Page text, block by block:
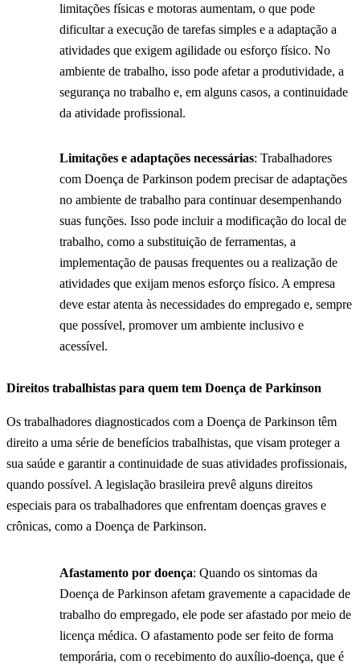
limitações físicas e motoras aumentam, o que pode
dificultar a execução de tarefas simples e a adaptação a
atividades que exigem agilidade ou esforço físico. No
ambiente de trabalho, isso pode afetar a produtividade, a
segurança no trabalho e, em alguns casos, a continuidade
da atividade profissional.
Limitações e adaptações necessárias: Trabalhadores
com Doença de Parkinson podem precisar de adaptações
no ambiente de trabalho para continuar desempenhando
suas funções. Isso pode incluir a modificação do local de
trabalho, como a substituição de ferramentas, a
implementação de pausas frequentes ou a realização de
atividades que exijam menos esforço físico. A empresa
deve estar atenta às necessidades do empregado e, sempre
que possível, promover um ambiente inclusivo e
acessível.
Direitos trabalhistas para quem tem Doença de Parkinson
Os trabalhadores diagnosticados com a Doença de Parkinson têm
direito a uma série de benefícios trabalhistas, que visam proteger a
sua saúde e garantir a continuidade de suas atividades profissionais,
quando possível. A legislação brasileira prevê alguns direitos
especiais para os trabalhadores que enfrentam doenças graves e
crônicas, como a Doença de Parkinson.
Afastamento por doença: Quando os sintomas da
Doença de Parkinson afetam gravemente a capacidade de
trabalho do empregado, ele pode ser afastado por meio de
licença médica. O afastamento pode ser feito de forma
temporária, com o recebimento do auxílio-doença, que é